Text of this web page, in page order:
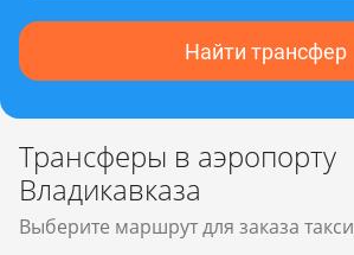
Найти трансфер
Трансферы в аэропорту
Владикавказа
Выберите маршрут для заказа такси